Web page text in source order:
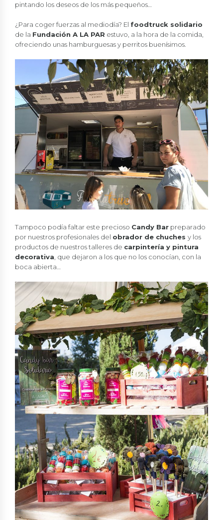
pintando los deseos de los más pequeños…
¿Para coger fuerzas al mediodía? El foodtruck solidario
de la Fundación A LA PAR estuvo, a la hora de la comida,
ofreciendo unas hamburguesas y perritos buenísimos.
Tampoco podía faltar este precioso Candy Bar preparado
por nuestros profesionales del obrador de chuches y los
productos de nuestros talleres de carpintería y pintura
decorativa, que dejaron a los que no los conocían, con la
boca abierta…